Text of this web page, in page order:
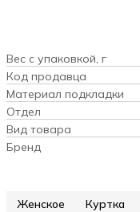
Вес с упаковкой, г
Код продавца
Материал подкладки
Отдел
Вид товара
Бренд
Женское Куртка